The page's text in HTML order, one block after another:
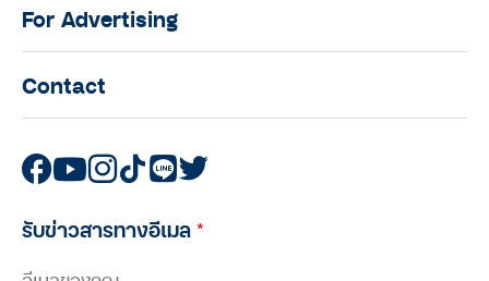
For Advertising
Contact
รับข่าวสารทางอีเมล*